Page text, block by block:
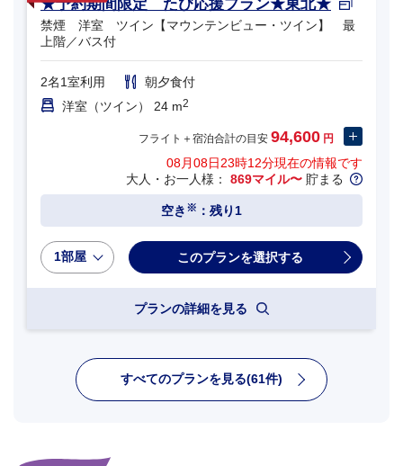
★予約期間限定 たび応援プラン★東北★
禁煙 洋室 ツイン【マウンテンビュー・ツイン】 最
上階／バス付
2名1室利用
朝夕食付
洋室（ツイン） 24 m2
フライト＋宿泊合計の目安 94,600 円
08月08日23時12分現在の情報です
大人・お一人様： 869マイル〜 貯まる
空き ※ ：残り1
1部屋
プランの詳細を見る
すべてのプランを見る(61件)